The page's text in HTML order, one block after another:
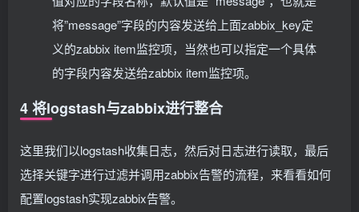
将”message”字段的内容发送给上面zabbix_key定
义的zabbix item监控项，当然也可以指定一个具体
的字段内容发送给zabbix item监控项。
4 将logstash与zabbix进行整合
这里我们以logstash收集日志，然后对日志进行读取，最后
选择关键字进行过滤并调用zabbix告警的流程，来看看如何
配置logstash实现zabbix告警。